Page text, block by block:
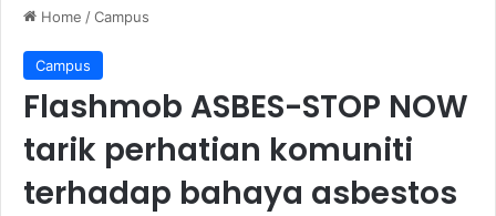
Home /Campus
Campus
Flashmob ASBES-STOP NOW
tarik perhatian komuniti
terhadap bahaya asbestos